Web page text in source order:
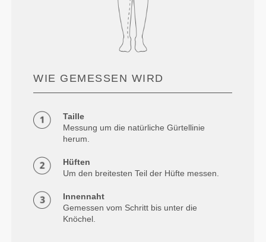
WIE GEMESSEN WIRD
Taille
Messung um die natürliche Gürtellinie
herum.
Hüften
Um den breitesten Teil der Hüfte messen.
Innennaht
Gemessen vom Schritt bis unter die
Knöchel.